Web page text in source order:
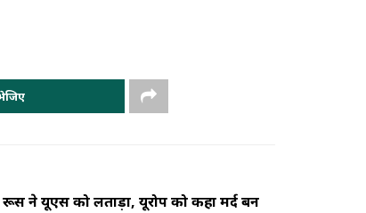
ने यूएस को लताड़ा, यूरोप को कहा मर्द बन